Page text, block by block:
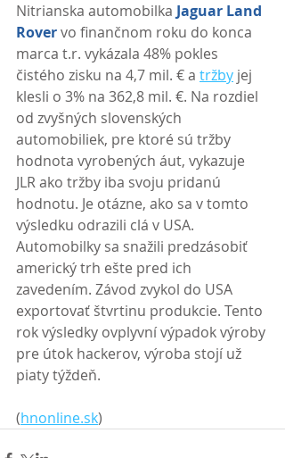
Nitrianska automobilka Jaguar Land
Rover vo finančnom roku do konca
marca t.r. vykázala 48% pokles
čistého zisku na 4,7 mil. € a tržby jej
klesli o 3% na 362,8 mil. €. Na rozdiel
od zvyšných slovenských
automobiliek, pre ktoré sú tržby
hodnota vyrobených áut, vykazuje
JLR ako tržby iba svoju pridanú
hodnotu. Je otázne, ako sa v tomto
výsledku odrazili clá v USA.
Automobilky sa snažili predzásobiť
americký trh ešte pred ich
zavedením. Závod zvykol do USA
exportovať štvrtinu produkcie. Tento
rok výsledky ovplyvní výpadok výroby
pre útok hackerov, výroba stojí už
piaty týždeň.
(hnonline.sk)